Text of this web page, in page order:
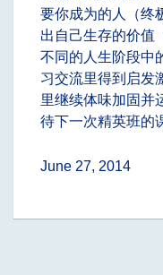
要你成为的人（终
出自己生存的价值
不同的人生阶段中
习交流里得到启发
里继续体味加固并
待下一次精英班的
June 27, 2014